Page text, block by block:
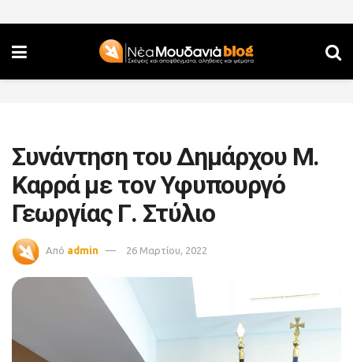
Συνάντηση του Δημάρχου Μ.
Καρρά με τον Υφυπουργό
Γεωργίας Γ. Στύλιο
Από admin 26 Μαρτίου, 2022